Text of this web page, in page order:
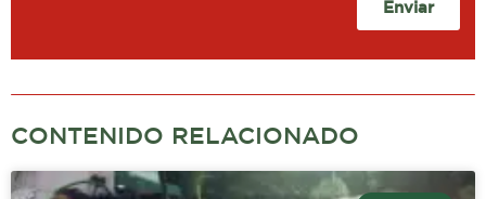
Enviar
CONTENIDO RELACIONADO